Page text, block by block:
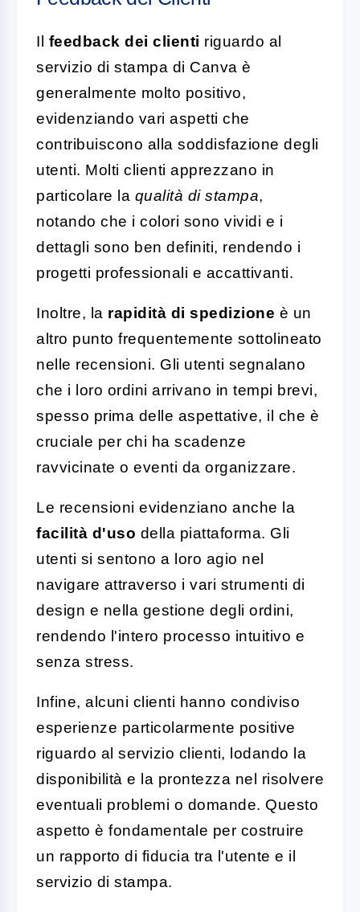
Il feedback dei clienti riguardo al
servizio di stampa di Canva è
generalmente molto positivo,
evidenziando vari aspetti che
contribuiscono alla soddisfazione degli
utenti. Molti clienti apprezzano in
particolare la qualità di stampa,
notando che i colori sono vividi e i
dettagli sono ben definiti, rendendo i
progetti professionali e accattivanti.
Inoltre, la rapidità di spedizione è un
altro punto frequentemente sottolineato
nelle recensioni. Gli utenti segnalano
che i loro ordini arrivano in tempi brevi,
spesso prima delle aspettative, il che è
cruciale per chi ha scadenze
ravvicinate o eventi da organizzare.
Le recensioni evidenziano anche la
facilità d'uso della piattaforma. Gli
utenti si sentono a loro agio nel
navigare attraverso i vari strumenti di
design e nella gestione degli ordini,
rendendo l'intero processo intuitivo e
senza stress.
Infine, alcuni clienti hanno condiviso
esperienze particolarmente positive
riguardo al servizio clienti, lodando la
disponibilità e la prontezza nel risolvere
eventuali problemi o domande. Questo
aspetto è fondamentale per costruire
un rapporto di fiducia tra l'utente e il
servizio di stampa.